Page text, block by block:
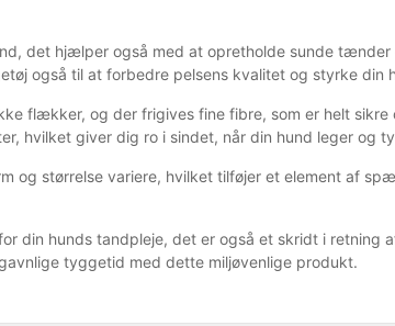
det hjælper også med at opretholde sunde
også til at forbedre pelsens kvalitet og styrke din
flækker, og der frigives fine fibre, som er helt sikre
hvilket giver dig ro i sindet, når din hund leger og
og størrelse variere, hvilket tilføjer et element af
din hunds tandpleje, det er også et skridt i
tyggetid med dette miljøvenlige produkt.